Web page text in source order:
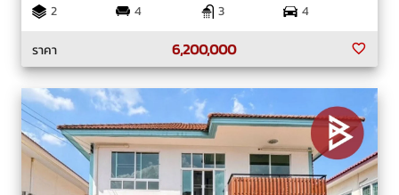
2
4 3
4
ราคา
6,200,000